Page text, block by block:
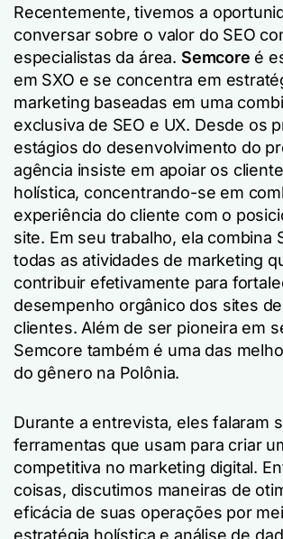
Recentemente, tivemos a
conversar sobre o valor do SEO
especialistas da área. Semcore é
em SXO e se concentra em
marketing baseadas em uma
exclusiva de SEO e UX. Desde os
estágios do desenvolvimento do
agência insiste em apoiar os
holística, concentrando-se em
experiência do cliente com o
site. Em seu trabalho, ela combina
todas as atividades de marketing
contribuir efetivamente para
desempenho orgânico dos sites
clientes. Além de ser pioneira em
Semcore também é uma das
do gênero na Polônia.
Durante a entrevista, eles falaram
ferramentas que usam para criar
competitiva no marketing digital.
coisas, discutimos maneiras de
eficácia de suas operações por
estratégia holística e análise de